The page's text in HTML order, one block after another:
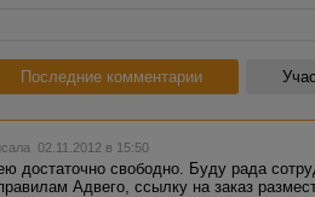
Последние комментарии
02.11.2012 в 15:50
достаточно свободно. Буду рада
Адвего, ссылку на заказ